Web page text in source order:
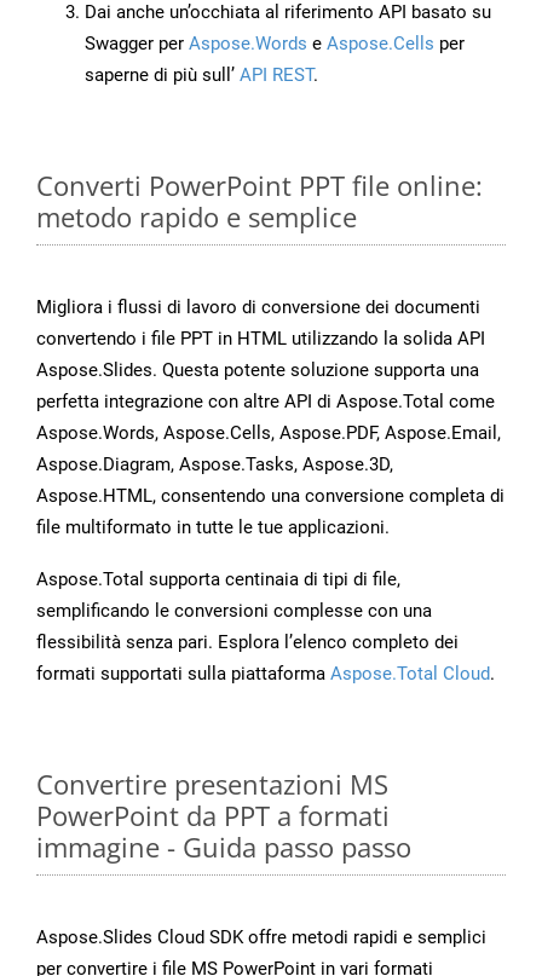
Dai anche un’occhiata al riferimento API basato su
Swagger per Aspose.Words e Aspose.Cells per
saperne di più sull’ API REST.
Converti PowerPoint PPT file online:
metodo rapido e semplice
Migliora i flussi di lavoro di conversione dei documenti
convertendo i file PPT in HTML utilizzando la solida API
Aspose.Slides. Questa potente soluzione supporta una
perfetta integrazione con altre API di Aspose.Total come
Aspose.Words, Aspose.Cells, Aspose.PDF, Aspose.Email,
Aspose.Diagram, Aspose.Tasks, Aspose.3D,
Aspose.HTML, consentendo una conversione completa di
file multiformato in tutte le tue applicazioni.
Aspose.Total supporta centinaia di tipi di file,
semplificando le conversioni complesse con una
flessibilità senza pari. Esplora l’elenco completo dei
formati supportati sulla piattaforma Aspose.Total Cloud.
Convertire presentazioni MS
PowerPoint da PPT a formati
immagine - Guida passo passo
Aspose.Slides Cloud SDK offre metodi rapidi e semplici
per convertire i file MS PowerPoint in vari formati